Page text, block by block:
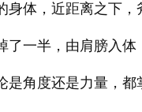
体，近距离之下，
一半，由肩膀入体
角度还是力量，都